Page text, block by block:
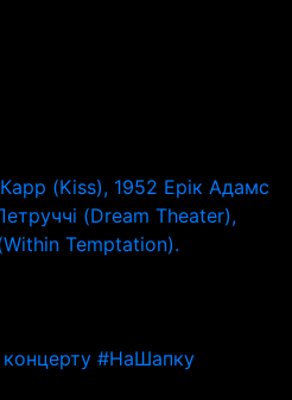
(Kiss), 1952 Ерік Адамс
(Dream Theater),
Temptation).
#НаШапку